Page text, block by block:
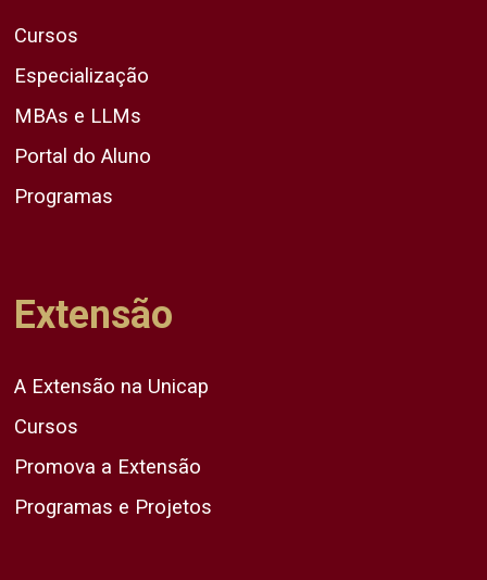
Cursos
Especialização
MBAs e LLMs
Portal do Aluno
Programas
Extensão
A Extensão na Unicap
Cursos
Promova a Extensão
Programas e Projetos